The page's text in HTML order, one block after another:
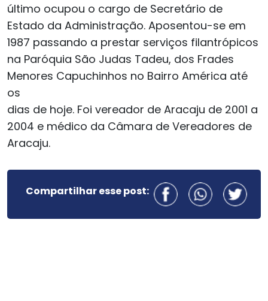
último ocupou o cargo de Secretário de
Estado da Administração. Aposentou-se em
1987 passando a prestar serviços filantrópicos
na Paróquia São Judas Tadeu, dos Frades
Menores Capuchinhos no Bairro América até
os
dias de hoje. Foi vereador de Aracaju de 2001 a
2004 e médico da Câmara de Vereadores de
Aracaju.
Compartilhar esse post: